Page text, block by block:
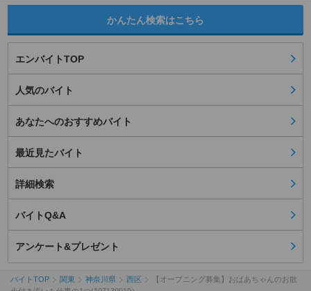
かんたん検索はこちら
エンバイトTOP
人気のバイト
あなたへのおすすめバイト
最近見たバイト
詳細検索
バイトQ&A
アンケート&プレゼント
バイトTOP 関東 神奈川県 西区
【オープニング募集】おばあちゃんのお散